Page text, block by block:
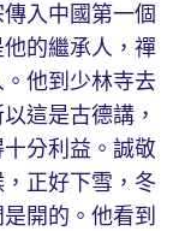
入中國第一個
的繼承人，禪
他到少林寺去
這是古德講，
分利益。誠敬
正好下雪，冬
開的。他看到